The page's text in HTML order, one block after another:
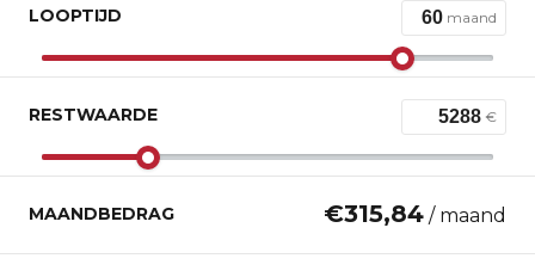
LOOPTIJD maand
RESTWAARDE €
MAANDBEDRAG €315,84 / maand